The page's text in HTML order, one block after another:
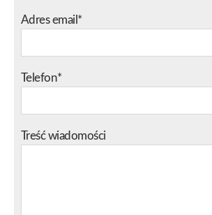
Adres email*
Telefon*
Treść wiadomości